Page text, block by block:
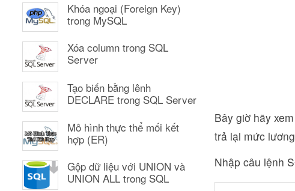
Khóa ngoại (Foreign Key)
trong MySQL
Xóa column trong SQL
Server
Tạo biến bằng lênh
DECLARE trong SQL Server
Mô hình thực thể mối kết
hợp (ER)
Gộp dữ liệu với UNION và
UNION ALL trong SQL
Bây giờ hãy
trả lại mức
Nhập câu lệnh